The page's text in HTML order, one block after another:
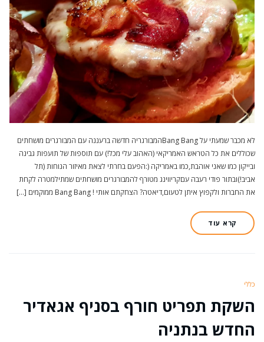
לא מכבר שמעתי על Bang Bangהמבורגריה חדשה ברעננה עם המבורגרים מושחתים
שכוללים את כל הטראש האמריקאי (האהוב עלי מכל!) עם תוספות של תועפות גבינה
ובייקון כמו שאני אוהבת,כמו באמריקה (:הפעם בחרתי לצאת מאיזור הנוחות (תל
אביב!)ובתור פודי רעבה עםקריווינג מטורף להמבורגרים מושחתים שמתילמטרה לקחת
את החברות ולקפוץ איתן לטעום,דיאטה? הצחקתם אותי ! Bang Bang ממוקמים […]
קרא עוד
כללי
השקת תפריט חורף בסניף אגאדיר
החדש בנתניה